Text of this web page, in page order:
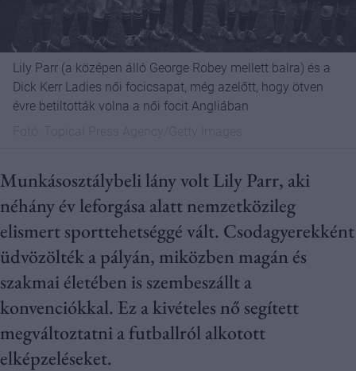
Lily Parr (a középen álló George Robey mellett balra) és a
Dick Kerr Ladies női focicsapat, még azelőtt, hogy ötven
évre betiltották volna a női focit Angliában
Munkásosztálybeli lány volt Lily Parr, aki
néhány év leforgása alatt nemzetközileg
elismert sporttehetséggé vált. Csodagyerekként
üdvözölték a pályán, miközben magán és
szakmai életében is szembeszállt a
konvenciókkal. Ez a kivételes nő segített
megváltoztatni a futballról alkotott
elképzeléseket.